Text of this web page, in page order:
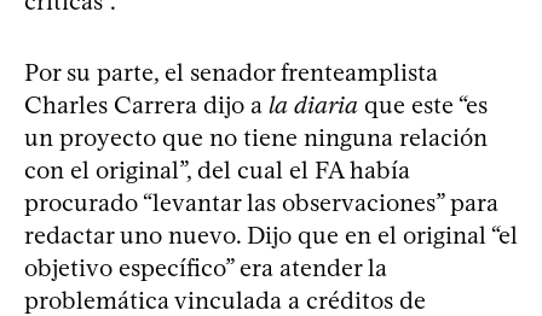
Por su parte, el senador frenteamplista
Charles Carrera dijo a la diaria que este “es
un proyecto que no tiene ninguna relación
con el original”, del cual el FA había
procurado “levantar las observaciones” para
redactar uno nuevo. Dijo que en el original “el
objetivo específico” era atender la
problemática vinculada a créditos de